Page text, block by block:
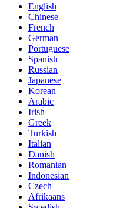
English
Chinese
French
German
Portuguese
Spanish
Russian
Japanese
Korean
Arabic
Irish
Greek
Turkish
Italian
Danish
Romanian
Indonesian
Czech
Afrikaans